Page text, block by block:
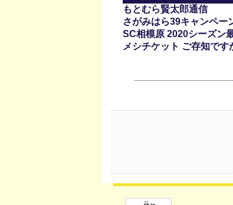
もとむら賢太郎通信
さがみはら39キャンペー
SC相模原 2020シーズ
メシチケット ご存知です